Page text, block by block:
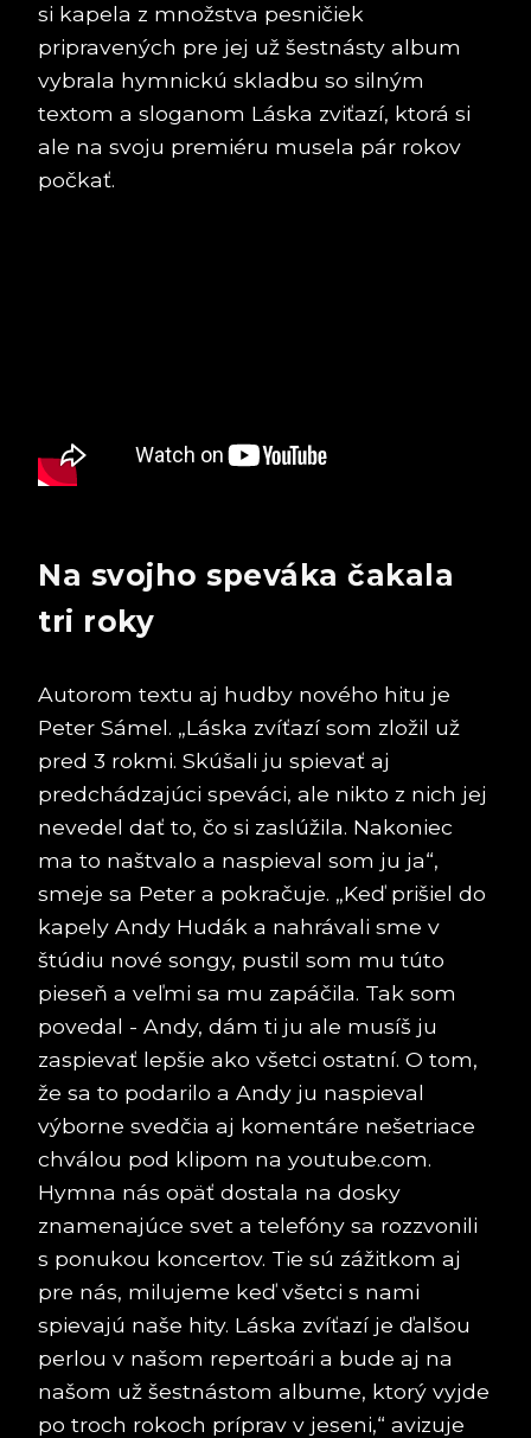
si kapela z množstva pesničiek
pripravených pre jej už šestnásty album
vybrala hymnickú skladbu so silným
textom a sloganom Láska zviťazí, ktorá si
ale na svoju premiéru musela pár rokov
počkať.
Na svojho speváka čakala
tri roky
Autorom textu aj hudby nového hitu je
Peter Sámel. „Láska zvíťazí som zložil už
pred 3 rokmi. Skúšali ju spievať aj
predchádzajúci speváci, ale nikto z nich jej
nevedel dať to, čo si zaslúžila. Nakoniec
ma to naštvalo a naspieval som ju ja“,
smeje sa Peter a pokračuje. „Keď prišiel do
kapely Andy Hudák a nahrávali sme v
štúdiu nové songy, pustil som mu túto
pieseň a veľmi sa mu zapáčila. Tak som
povedal - Andy, dám ti ju ale musíš ju
zaspievať lepšie ako všetci ostatní. O tom,
že sa to podarilo a Andy ju naspieval
výborne svedčia aj komentáre nešetriace
chválou pod klipom na youtube.com.
Hymna nás opäť dostala na dosky
znamenajúce svet a telefóny sa rozzvonili
s ponukou koncertov. Tie sú zážitkom aj
pre nás, milujeme keď všetci s nami
spievajú naše hity. Láska zvíťazí je ďalšou
perlou v našom repertoári a bude aj na
našom už šestnástom albume, ktorý vyjde
po troch rokoch príprav v jeseni,“ avizuje